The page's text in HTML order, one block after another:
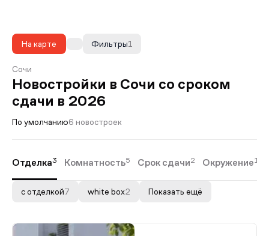
На карте 1
Фильтры
Сочи
Новостройки в Сочи со сроком
сдачи в 2026
По умолчанию6 новостроек
Отделка3 Комнатность5 Срок сдачи2 Окружение1
с отделкой7 white box2 Показать ещё